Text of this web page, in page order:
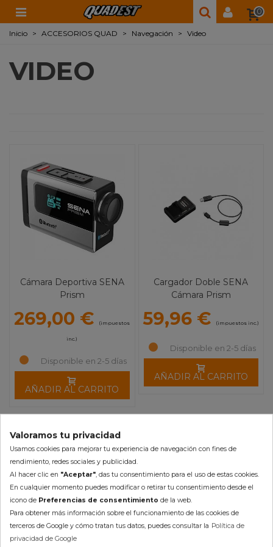
0
Inicio > ACCESORIOS QUAD > Navegación > Video
VIDEO
Cámara Deportiva SENA
Prism
269,00 € (impuestos
inc.)
Disponible en 2-5 días
AÑADIR AL CARRITO
Cargador Doble SENA
Cámara Prism
59,96 € (impuestos inc.)
Disponible en 2-5 días
AÑADIR AL CARRITO
Cámaras deportivas de
video para moto y quad
Valoramos tu privacidad
Usamos cookies para mejorar tu experiencia de navegación con fines de
rendimiento, redes sociales y publicidad.
Al hacer clic en "Aceptar", das tu consentimiento para el uso de estas cookies.
En cualquier momento puedes modificar o retirar tu consentimiento desde el
icono de Preferencias de consentimiento de la web.
Para obtener más información sobre el funcionamiento de las cookies de
terceros de Google y cómo tratan tus datos, puedes consultar la Política de
privacidad de Google